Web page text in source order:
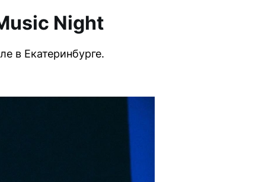
Night
в Екатеринбурге.